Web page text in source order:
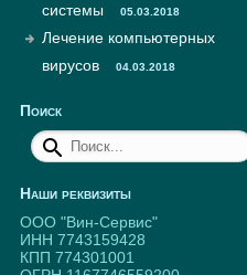
системы
05.03.2018
Лечение компьютерных
вирусов
04.03.2018
Поиск
Наши реквизиты
ООО "Вин-Сервис"
ИНН 7743159428
КПП 774301001